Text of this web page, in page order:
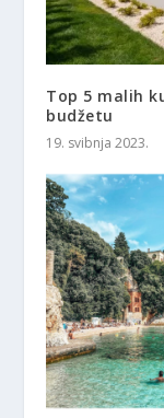
Top 5 malih
budžetu
19. svibnja 2023.